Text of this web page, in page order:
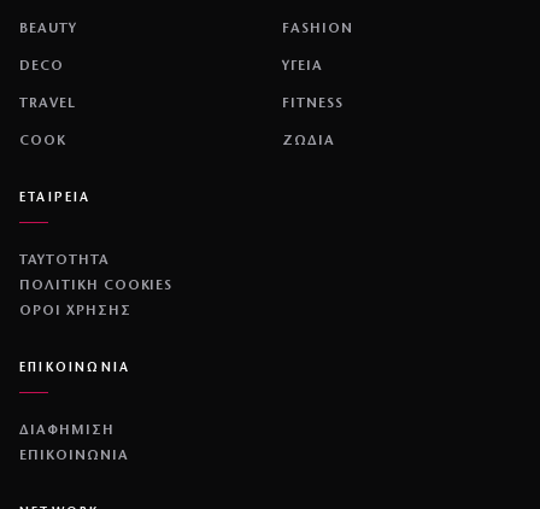
BEAUTY FASHION
DECO ΥΓΕΙΑ
TRAVEL FITNESS
COOK ΖΩΔΙΑ
ΕΤΑΙΡΕΙΑ
ΤΑΥΤΟΤΗΤΑ
ΠΟΛΙΤΙΚΉ COOKIES
ΌΡΟΙ ΧΡΉΣΗΣ
ΕΠΙΚΟΙΝΩΝΙΑ
ΔΙΑΦΗΜΙΣΗ
ΕΠΙΚΟΙΝΩΝΙΑ